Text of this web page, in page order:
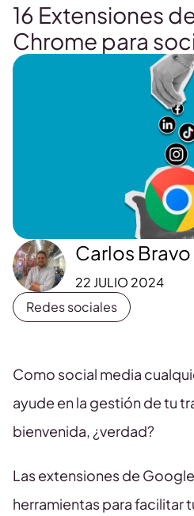
16 Extensiones
Chrome para
Carlos Bravo
22 JULIO 2024
Redes sociales
Como social media
ayude en la gestión de tu
bienvenida, ¿verdad?
Las extensiones de
herramientas para facilitar